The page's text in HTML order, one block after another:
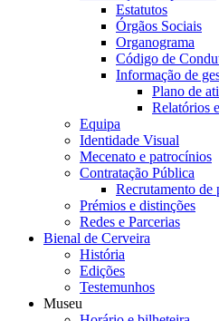
Estatutos
Órgãos Sociais
Organograma
Código de
Informação de
Plano de
Relatórios
Equipa
Identidade Visual
Mecenato e patrocínios
Contratação Pública
Recrutamento de
Prémios e distinções
Redes e Parcerias
Bienal de Cerveira
História
Edições
Testemunhos
Museu